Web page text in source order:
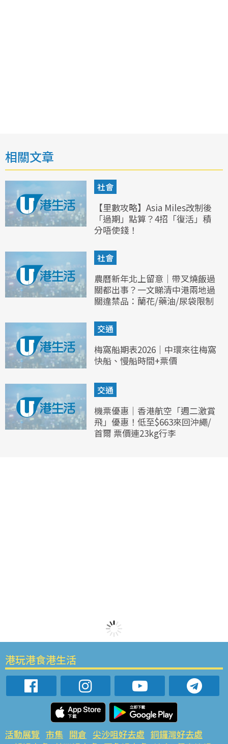
相關文章
社會
【里數攻略】Asia Miles改制後
「過期」點算？4招「復活」積
分唔使錢！
社會
農曆新年北上留意｜帶叉燒飯過
關都出事？一文睇清中港兩地過
關違禁品：蘭花/藥油/尿袋限制
交通
梅窩船期表2026｜中環來往梅窩
快船、慢船時間+票價
交通
機票優惠｜香港航空「週二激賞
飛」優惠！低至$663來回沖繩/
首爾 票價連23kg行李
港玩港食港生活
活動展覽 市集 開倉 尖沙咀好去處 銅鑼灣好去處